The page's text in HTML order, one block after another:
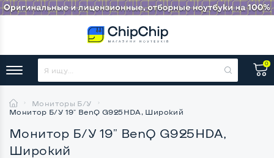
0
Мониторы Б/У
Монитор Б/У 19" BenQ G925HDA, Широкий
Монитор Б/У 19" BenQ G925HDA,
Широкий